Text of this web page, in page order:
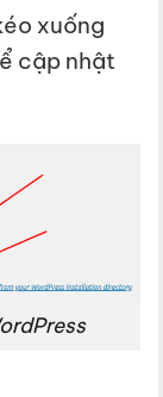
xuống
cập nhật